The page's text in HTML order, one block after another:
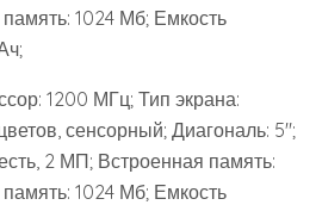
1024 Мб; Емкость
1200 МГц; Тип экрана:
сенсорный; Диагональ: 5″;
2 МП; Встроенная память:
1024 Мб; Емкость